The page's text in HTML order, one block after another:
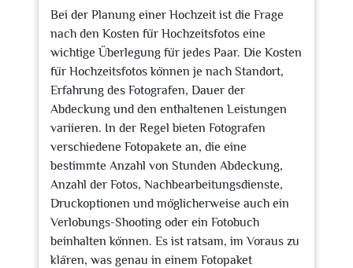
Bei der Planung einer Hochzeit ist die Frage
nach den Kosten für Hochzeitsfotos eine
wichtige Überlegung für jedes Paar. Die Kosten
für Hochzeitsfotos können je nach Standort,
Erfahrung des Fotografen, Dauer der
Abdeckung und den enthaltenen Leistungen
variieren. In der Regel bieten Fotografen
verschiedene Fotopakete an, die eine
bestimmte Anzahl von Stunden Abdeckung,
Anzahl der Fotos, Nachbearbeitungsdienste,
Druckoptionen und möglicherweise auch ein
Verlobungs-Shooting oder ein Fotobuch
beinhalten können. Es ist ratsam, im Voraus zu
klären, was genau in einem Fotopaket